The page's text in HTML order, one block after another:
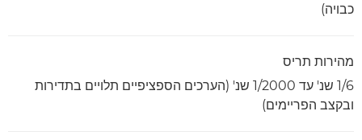
כבויה)
מהירות תריס
1/6 שנ' עד 1/2000 שנ' (הערכים הספציפיים תלויים בתדירות
ובקצב הפריימים)